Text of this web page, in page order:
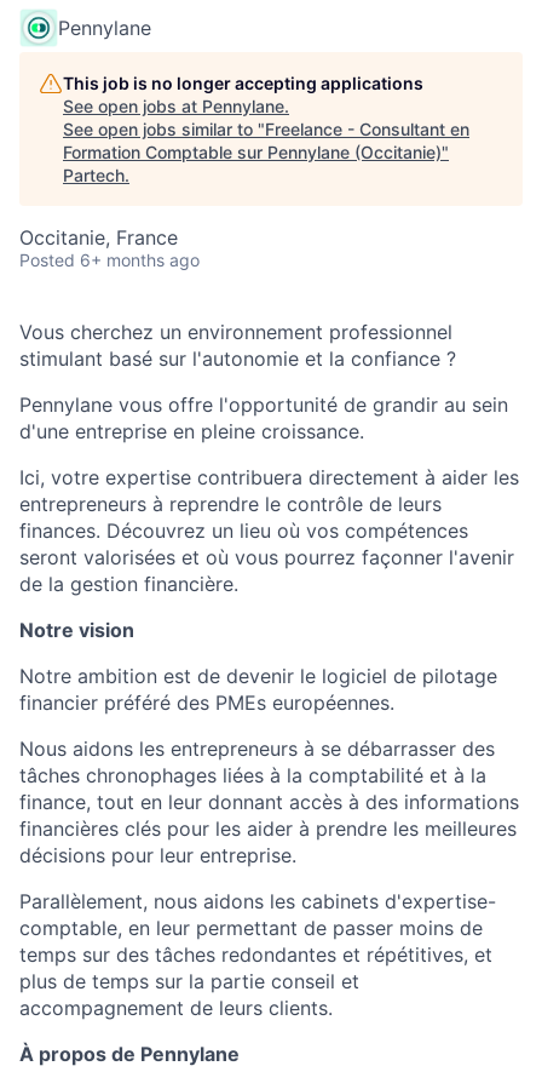
Pennylane
This job is no longer accepting applications
See open jobs at Pennylane.
See open jobs similar to "Freelance - Consultant en
Formation Comptable sur Pennylane (Occitanie)"
Partech.
Occitanie, France
Posted 6+ months ago
Vous cherchez un environnement professionnel
stimulant basé sur l'autonomie et la confiance ?
Pennylane vous offre l'opportunité de grandir au sein
d'une entreprise en pleine croissance.
Ici, votre expertise contribuera directement à aider les
entrepreneurs à reprendre le contrôle de leurs
finances. Découvrez un lieu où vos compétences
seront valorisées et où vous pourrez façonner l'avenir
de la gestion financière.
Notre vision
Notre ambition est de devenir le logiciel de pilotage
financier préféré des PMEs européennes.
Nous aidons les entrepreneurs à se débarrasser des
tâches chronophages liées à la comptabilité et à la
finance, tout en leur donnant accès à des informations
financières clés pour les aider à prendre les meilleures
décisions pour leur entreprise.
Parallèlement, nous aidons les cabinets d'expertise-
comptable, en leur permettant de passer moins de
temps sur des tâches redondantes et répétitives, et
plus de temps sur la partie conseil et
accompagnement de leurs clients.
À propos de Pennylane